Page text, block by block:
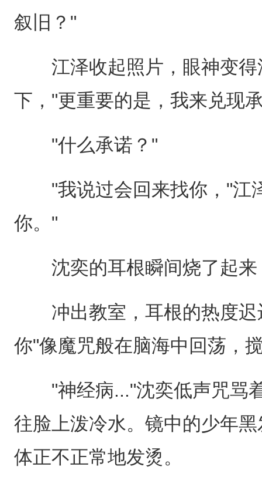
叙旧？"
江泽收起照片，眼神变得
下，"更重要的是，我来兑现
"什么承诺？"
"我说过会回来找你，"江
你。"
沈奕的耳根瞬间烧了起来
冲出教室，耳根的热度迟
你"像魔咒般在脑海中回荡，
"神经病..."沈奕低声咒骂
往脸上泼冷水。镜中的少年
体正不正常地发烫。